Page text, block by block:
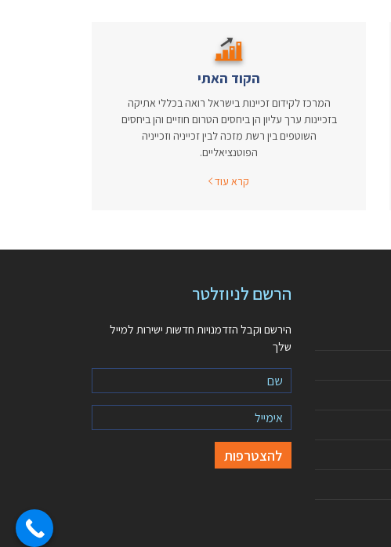
הקוד האתי
המרכז לקידום זכיינות בישראל רואה בכללי אתיקה
בזכיינות ערך עליון הן ביחסים הטרום חוזיים והן ביחסים
השוטפים בין רשת מזכה לבין זכייניה וזכייניה
הפוטנציאליים.
קרא עוד
הרשם לניוזלטר
הירשם וקבל הזדמנויות חדשות ישירות למייל
שלך